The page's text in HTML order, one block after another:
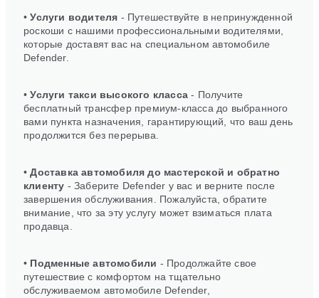
•Услуги водителя - Путешествуйте в непринужденной
роскоши с нашими профессиональными водителями,
которые доставят вас на специальном автомобиле
Defender.
•Услуги такси высокого класса - Получите
бесплатный трансфер премиум-класса до выбранного
вами пункта назначения, гарантирующий, что ваш день
продолжится без перерыва.
•Доставка автомобиля до мастерской и обратно
клиенту - Заберите Defender у вас и верните после
завершения обслуживания. Пожалуйста, обратите
внимание, что за эту услугу может взиматься плата
продавца.
• Подменные автомобили - Продолжайте свое
путешествие с комфортом на тщательно
обслуживаемом автомобиле Defender,